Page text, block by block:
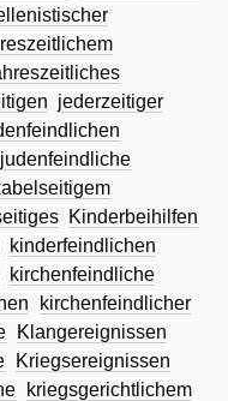
jederzeitiger
judenfeindliche
Kinderbeihilfen
kinderfeindlichen
kirchenfeindliche
kirchenfeindlicher
Klangereignissen
Kriegsereignissen
kriegsgerichtlichem